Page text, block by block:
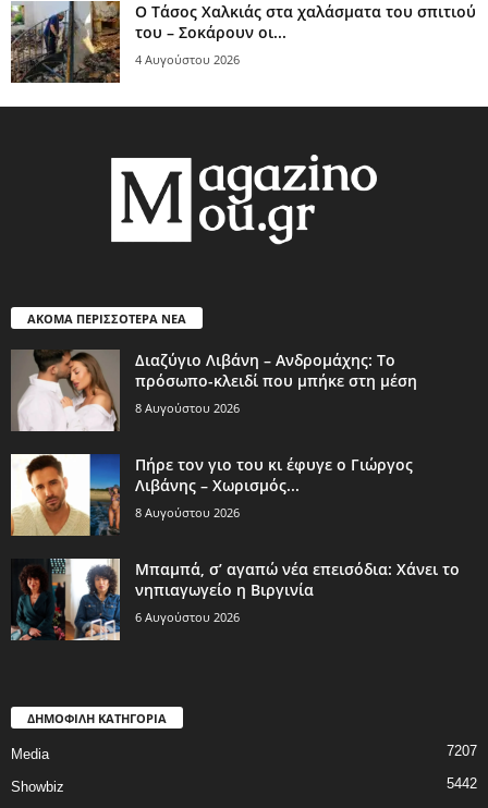
Ο Τάσος Χαλκιάς στα χαλάσματα του σπιτιού
του – Σοκάρουν οι...
4 Αυγούστου 2026
ΑΚΟΜΑ ΠΕΡΙΣΣΟΤΕΡΑ ΝΕΑ
Διαζύγιο Λιβάνη – Ανδρομάχης: Το
πρόσωπο-κλειδί που μπήκε στη μέση
8 Αυγούστου 2026
Πήρε τον γιο του κι έφυγε ο Γιώργος
Λιβάνης – Χωρισμός...
8 Αυγούστου 2026
Μπαμπά, σ’ αγαπώ νέα επεισόδια: Χάνει το
νηπιαγωγείο η Βιργινία
6 Αυγούστου 2026
ΔΗΜΟΦΙΛΗ ΚΑΤΗΓΟΡΙΑ
Media 7207
Showbiz 5442